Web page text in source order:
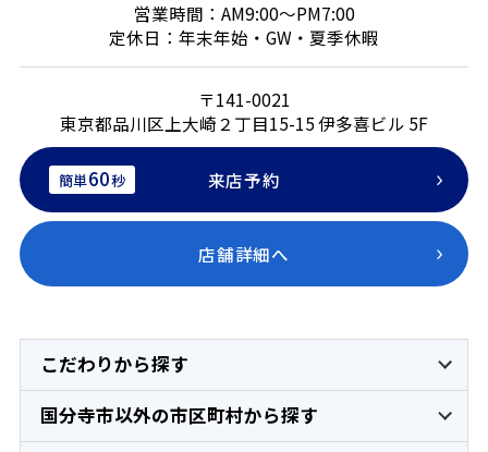
営業時間：AM9:00～PM7:00
定休日：年末年始・GW・夏季休暇
〒141-0021
東京都品川区上大崎２丁目15-15 伊多喜ビル 5F
簡単60秒 来店予約
店舗詳細へ
こだわりから探す
国分寺市以外の市区町村から探す